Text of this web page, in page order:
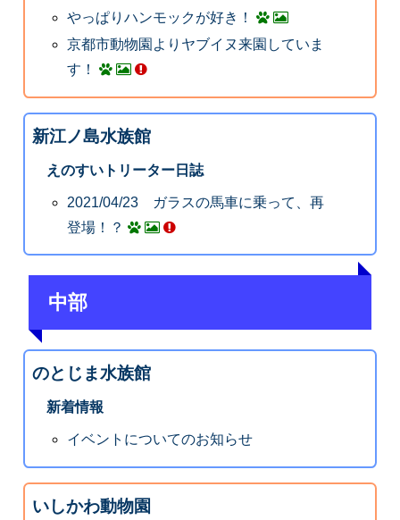
やっぱりハンモックが好き！
京都市動物園よりヤブイヌ来園していま
す！
新江ノ島水族館
えのすいトリーター日誌
2021/04/23 ガラスの馬車に乗って、再
登場！？
中部
のとじま水族館
新着情報
イベントについてのお知らせ
いしかわ動物園